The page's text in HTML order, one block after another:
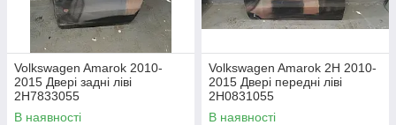
Volkswagen Amarok 2010-
2015 Двері задні ліві
2H7833055
В наявності
Volkswagen Amarok 2H 2010-
2015 Двері передні ліві
2H0831055
В наявності